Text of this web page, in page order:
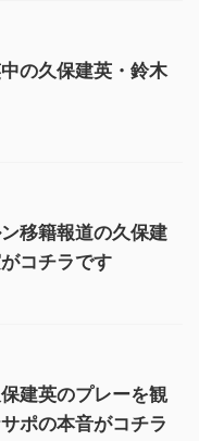
中の久保建英・鈴木
ン移籍報道の久保建
コチラです
保建英のプレーを観
ポの本音がコチラ